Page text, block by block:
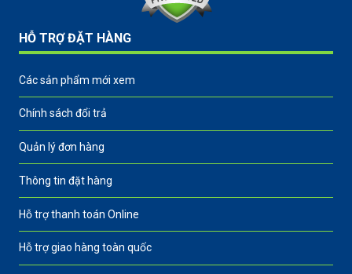
HỖ TRỢ ĐẶT HÀNG
Các sản phẩm mới xem
Chính sách đổi trả
Quản lý đơn hàng
Thông tin đặt hàng
Hỗ trợ thanh toán Online
Hỗ trợ giao hàng toàn quốc